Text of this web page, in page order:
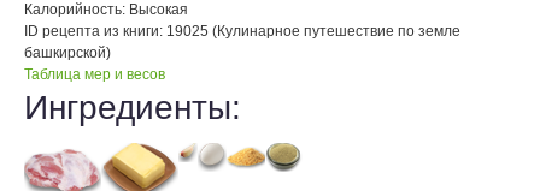
Калорийность: Высокая
ID рецепта из книги: 19025 (Кулинарное путешествие по земле
башкирской)
Таблица мер и весов
Ингредиенты: